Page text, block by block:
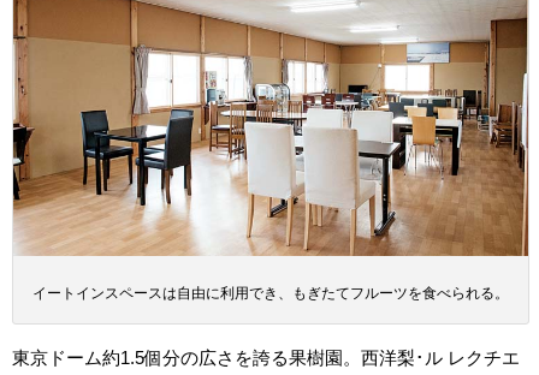
イートインスペースは自由に利用でき、もぎたてフルーツを食べられる。
東京ドーム約1.5個分の広さを誇る果樹園。西洋梨･ル レクチエ